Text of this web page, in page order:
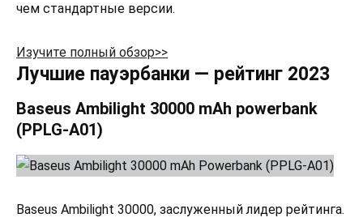
чем стандартные версии.
Изучите полный обзор>>
Лучшие пауэрбанки — рейтинг 2023
Baseus Ambilight 30000 mAh powerbank
(PPLG-A01)
Baseus Ambilight 30000, заслуженный лидер рейтинга.